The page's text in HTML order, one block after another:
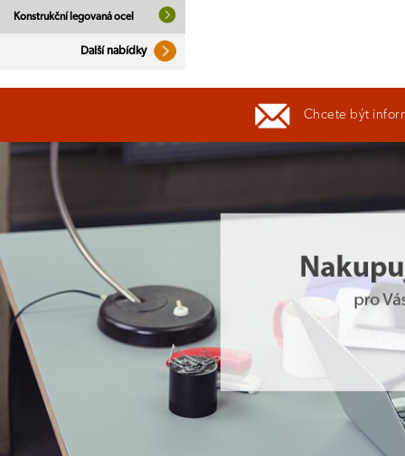
Konstrukční legovaná ocel
Další nabídky
Chcete být